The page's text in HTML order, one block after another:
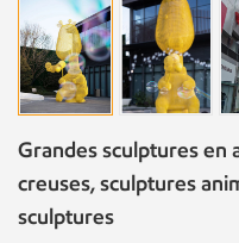
Grandes sculptures en
creuses, sculptures
sculptures